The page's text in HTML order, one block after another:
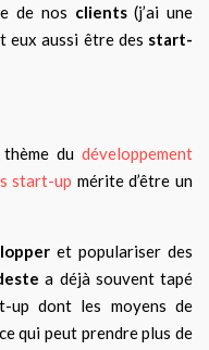
de nos clients(j’ai une
eux aussi être des start-
du développement
start-up mérite d’être un
et populariser des
a déjà souvent tapé
up dont les moyens de
qui peut prendre plus de